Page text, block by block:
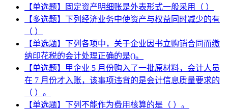
【单选题】固定资产明细账是外表形式一般采用（ ）
【多选题】下列经济业务中使资产与权益同时减少的有
（ ）
【单选题】下列各项中，关于企业因书立购销合同而缴
纳印花税的会计处理正确的是()。
【单选题】甲企业 5 月份购入了一批原材料，会计人员
在 7 月份才入账，该事项违背的是会计信息质量要求的
（ ）。
【单选题】下列不能作为费用核算的是（ ）。